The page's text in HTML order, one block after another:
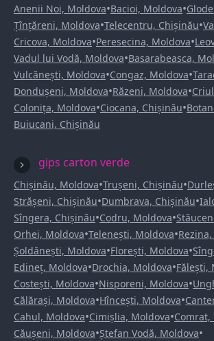
Anenii Noi, Moldova•Bacioi, Moldova•
Țînțăreni, Moldova•Telecentru, Chișinău•
Cricova, Moldova•Peresecina, Moldova•
Vadul lui Vodă, Moldova•Basarabeasca,
Vulcănești, Moldova•Congaz, Moldova•
Dondușeni, Moldova•Răzeni, Moldova•
Colonița, Moldova•Ciocana, Chișinău•
Buiucani, Chișinău
gips carton verde
Chișinău, Moldova•Trușeni, Chișinău•
Strășeni, Chișinău•Dumbrava, Chișinău•
Sîngera, Chișinău•Codru, Moldova•
Orhei, Moldova•Telenești, Moldova•
Șoldănești, Moldova•Florești, Moldova•
Edineț, Moldova•Drochia, Moldova•Fălești,
Costești, Moldova•Nisporeni, Moldova•
Călărași, Moldova•Hîncești, Moldova•
Cahul, Moldova•Cimișlia, Moldova•Comrat,
Căușeni, Moldova•Ștefan Vodă, Moldova•